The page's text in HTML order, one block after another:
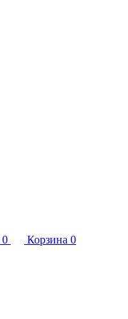
0 Корзина 0